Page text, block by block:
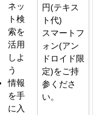
ネッ
ト検
索を
活用
しよ
う
情報
を手
に入
円(テキス
ト代)
スマートフ
ォン(アン
ドロイド限
定)をご持
参くださ
い。